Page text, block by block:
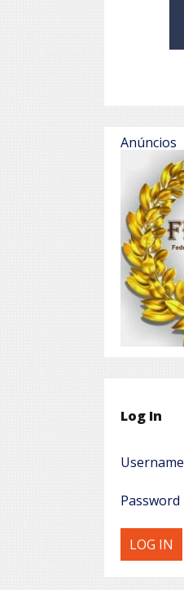
Anúncios
Log In
Username
Password